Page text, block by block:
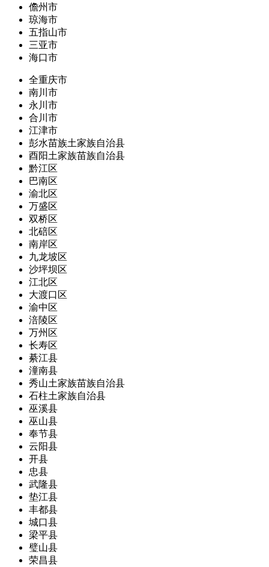
儋州市
琼海市
五指山市
三亚市
海口市
全重庆市
南川市
永川市
合川市
江津市
彭水苗族土家族自治县
酉阳土家族苗族自治县
黔江区
巴南区
渝北区
万盛区
双桥区
北碚区
南岸区
九龙坡区
沙坪坝区
江北区
大渡口区
渝中区
涪陵区
万州区
长寿区
綦江县
潼南县
秀山土家族苗族自治县
石柱土家族自治县
巫溪县
巫山县
奉节县
云阳县
开县
忠县
武隆县
垫江县
丰都县
城口县
梁平县
璧山县
荣昌县